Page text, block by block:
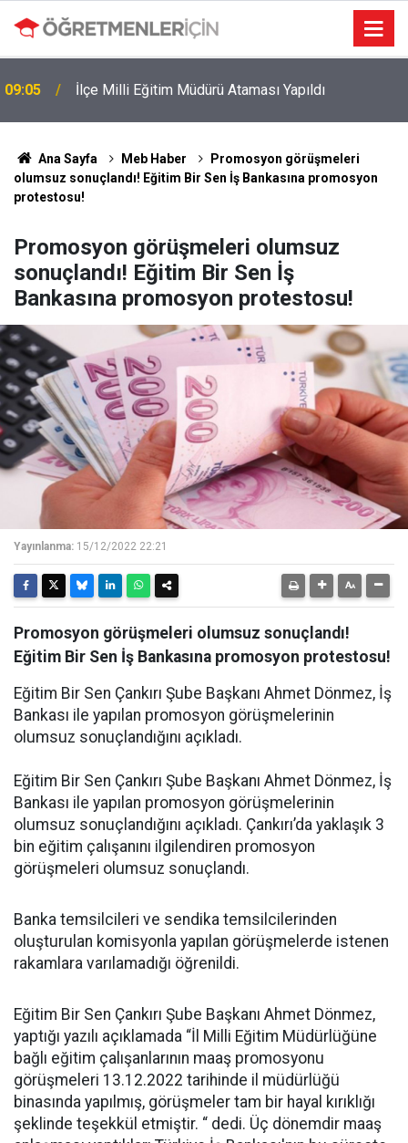
19:00
MEB e-Kayıt Sonuçları e-Devlet'te: İşte Sorgulama
Ekranı ve Nakil Detayları
Ana Sayfa Meb Haber
Promosyon görüşmeleri
olumsuz sonuçlandı! Eğitim Bir Sen İş Bankasına promosyon
protestosu!
Promosyon görüşmeleri olumsuz
sonuçlandı! Eğitim Bir Sen İş
Bankasına promosyon protestosu!
Yayınlanma: 15/12/2022 22:21
Promosyon görüşmeleri olumsuz sonuçlandı!
Eğitim Bir Sen İş Bankasına promosyon protestosu!
Eğitim Bir Sen Çankırı Şube Başkanı Ahmet Dönmez, İş
Bankası ile yapılan promosyon görüşmelerinin
olumsuz sonuçlandığını açıkladı.
Eğitim Bir Sen Çankırı Şube Başkanı Ahmet Dönmez, İş
Bankası ile yapılan promosyon görüşmelerinin
olumsuz sonuçlandığını açıkladı. Çankırı’da yaklaşık 3
bin eğitim çalışanını ilgilendiren promosyon
görüşmeleri olumsuz sonuçlandı.
Banka temsilcileri ve sendika temsilcilerinden
oluşturulan komisyonla yapılan görüşmelerde istenen
rakamlara varılamadığı öğrenildi.
Eğitim Bir Sen Çankırı Şube Başkanı Ahmet Dönmez,
yaptığı yazılı açıklamada “İl Milli Eğitim Müdürlüğüne
bağlı eğitim çalışanlarının maaş promosyonu
görüşmeleri 13.12.2022 tarihinde il müdürlüğü
binasında yapılmış, görüşmeler tam bir hayal kırıklığı
şeklinde teşekkül etmiştir. “ dedi. Üç dönemdir maaş